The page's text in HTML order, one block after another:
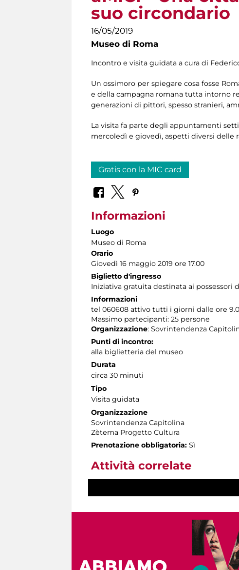
suo circondario
16/05/2019
Museo di Roma
Incontro e visita guidata a cura di
Un ossimoro per spiegare cosa fosse
e della campagna romana tutta intorno
generazioni di pittori, spesso stranieri,
La visita fa parte degli appuntamenti
mercoledì e giovedì, aspetti diversi delle
Gratis con la MIC card
Informazioni
Luogo
Museo di Roma
Orario
Giovedì 16 maggio 2019 ore 17.00
Biglietto d'ingresso
Iniziativa gratuita destinata ai possessori
Informazioni
tel 060608 attivo tutti i giorni dalle ore
Massimo partecipanti: 25 persone
Organizzazione: Sovrintendenza
Punti di incontro:
alla biglietteria del museo
Durata
circa 30 minuti
Tipo
Visita guidata
Organizzazione
Sovrintendenza Capitolina
Zètema Progetto Cultura
Prenotazione obbligatoria: Sì
Attività correlate